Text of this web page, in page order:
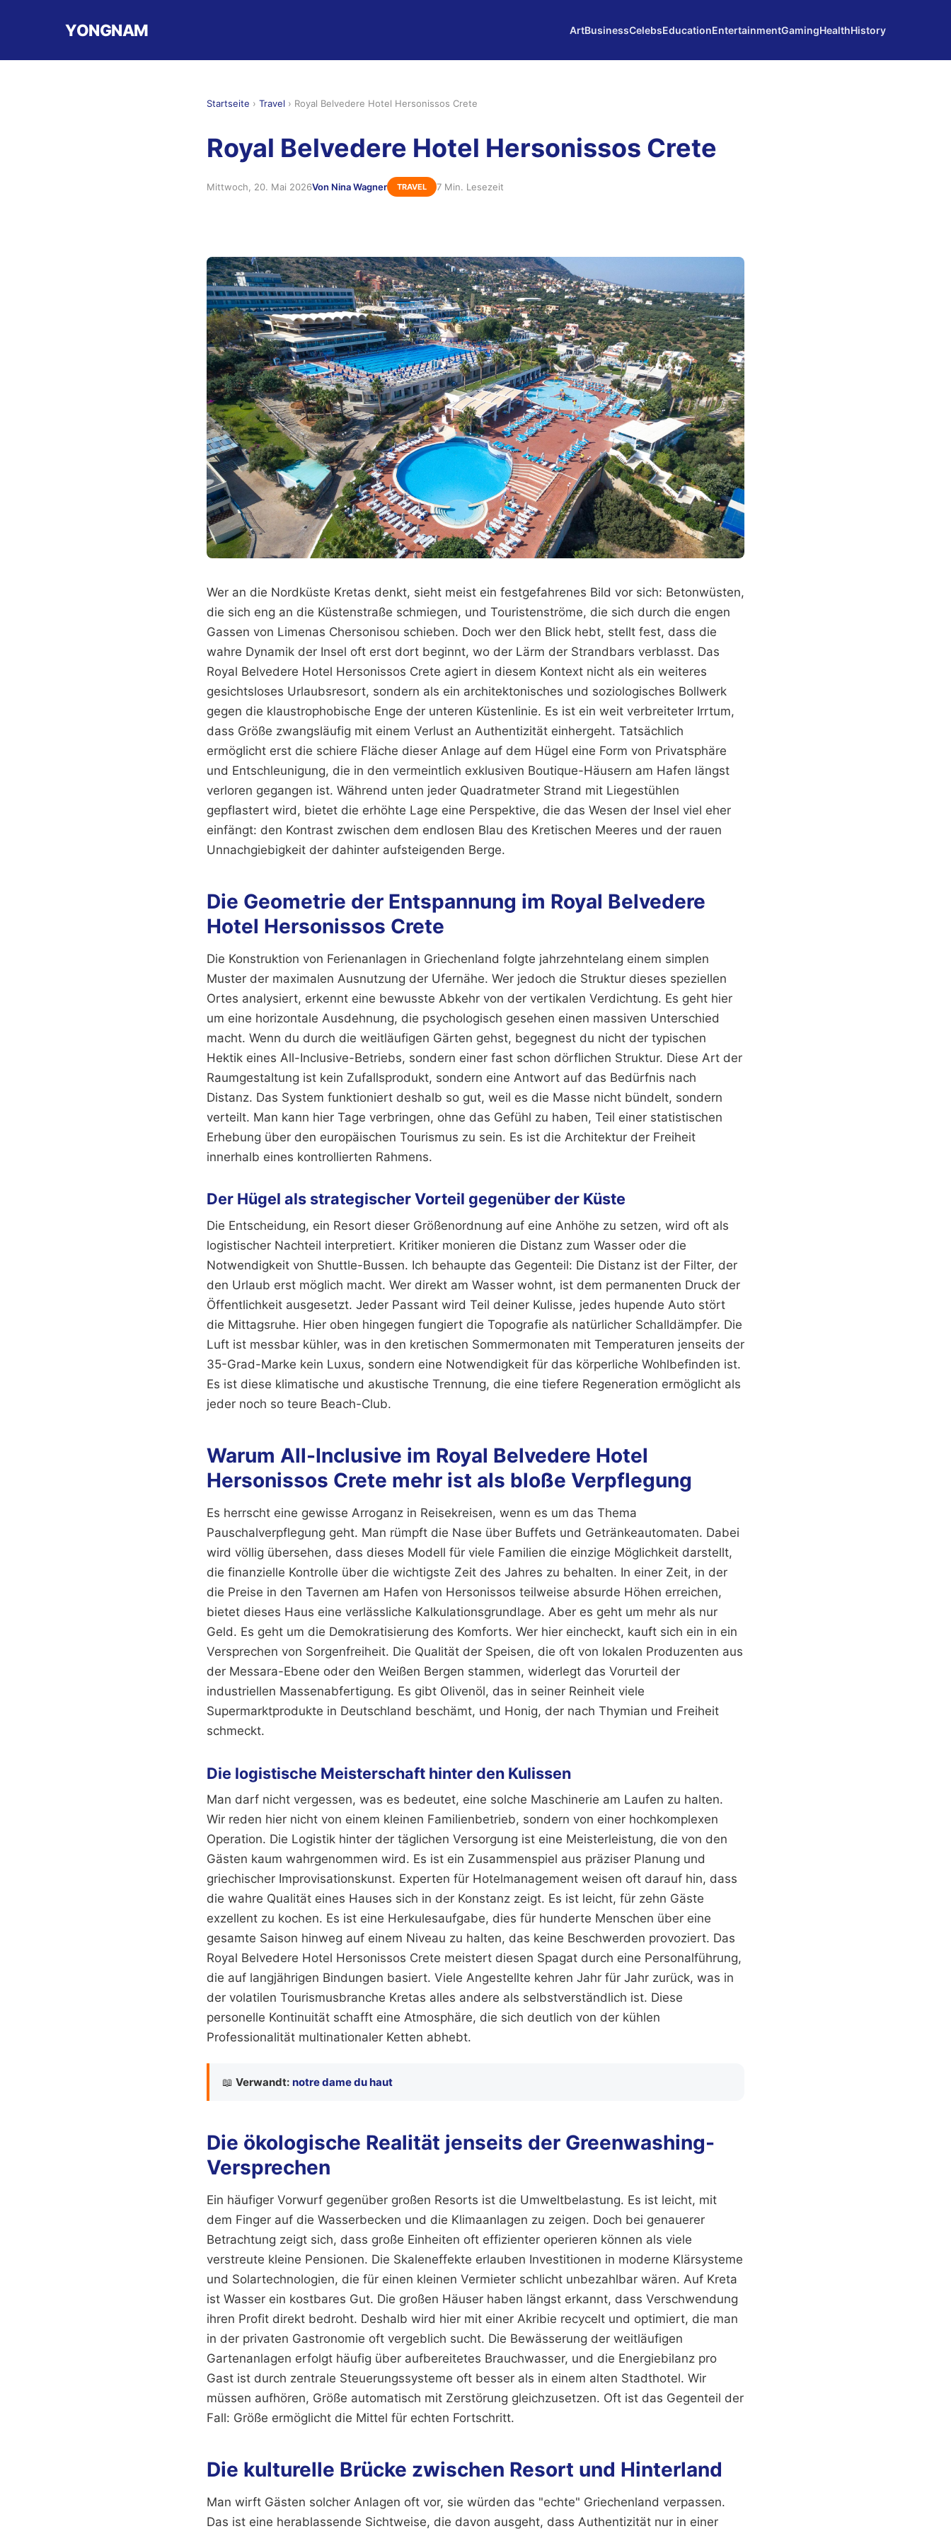
YONGNAM ArtBusinessCelebsEducationEntertainmentGamingHealthHistory
Startseite › Travel › Royal Belvedere Hotel Hersonissos Crete
Royal Belvedere Hotel Hersonissos Crete
Mittwoch, 20. Mai 2026Von Nina Wagner TRAVEL 7 Min. Lesezeit
Wer an die Nordküste Kretas denkt, sieht meist ein festgefahrenes Bild vor sich: Betonwüsten,
die sich eng an die Küstenstraße schmiegen, und Touristenströme, die sich durch die engen
Gassen von Limenas Chersonisou schieben. Doch wer den Blick hebt, stellt fest, dass die
wahre Dynamik der Insel oft erst dort beginnt, wo der Lärm der Strandbars verblasst. Das
Royal Belvedere Hotel Hersonissos Crete agiert in diesem Kontext nicht als ein weiteres
gesichtsloses Urlaubsresort, sondern als ein architektonisches und soziologisches Bollwerk
gegen die klaustrophobische Enge der unteren Küstenlinie. Es ist ein weit verbreiteter Irrtum,
dass Größe zwangsläufig mit einem Verlust an Authentizität einhergeht. Tatsächlich
ermöglicht erst die schiere Fläche dieser Anlage auf dem Hügel eine Form von Privatsphäre
und Entschleunigung, die in den vermeintlich exklusiven Boutique-Häusern am Hafen längst
verloren gegangen ist. Während unten jeder Quadratmeter Strand mit Liegestühlen
gepflastert wird, bietet die erhöhte Lage eine Perspektive, die das Wesen der Insel viel eher
einfängt: den Kontrast zwischen dem endlosen Blau des Kretischen Meeres und der rauen
Unnachgiebigkeit der dahinter aufsteigenden Berge.
Die Geometrie der Entspannung im Royal Belvedere
Hotel Hersonissos Crete
Die Konstruktion von Ferienanlagen in Griechenland folgte jahrzehntelang einem simplen
Muster der maximalen Ausnutzung der Ufernähe. Wer jedoch die Struktur dieses speziellen
Ortes analysiert, erkennt eine bewusste Abkehr von der vertikalen Verdichtung. Es geht hier
um eine horizontale Ausdehnung, die psychologisch gesehen einen massiven Unterschied
macht. Wenn du durch die weitläufigen Gärten gehst, begegnest du nicht der typischen
Hektik eines All-Inclusive-Betriebs, sondern einer fast schon dörflichen Struktur. Diese Art der
Raumgestaltung ist kein Zufallsprodukt, sondern eine Antwort auf das Bedürfnis nach
Distanz. Das System funktioniert deshalb so gut, weil es die Masse nicht bündelt, sondern
verteilt. Man kann hier Tage verbringen, ohne das Gefühl zu haben, Teil einer statistischen
Erhebung über den europäischen Tourismus zu sein. Es ist die Architektur der Freiheit
innerhalb eines kontrollierten Rahmens.
Der Hügel als strategischer Vorteil gegenüber der Küste
Die Entscheidung, ein Resort dieser Größenordnung auf eine Anhöhe zu setzen, wird oft als
logistischer Nachteil interpretiert. Kritiker monieren die Distanz zum Wasser oder die
Notwendigkeit von Shuttle-Bussen. Ich behaupte das Gegenteil: Die Distanz ist der Filter, der
den Urlaub erst möglich macht. Wer direkt am Wasser wohnt, ist dem permanenten Druck der
Öffentlichkeit ausgesetzt. Jeder Passant wird Teil deiner Kulisse, jedes hupende Auto stört
die Mittagsruhe. Hier oben hingegen fungiert die Topografie als natürlicher Schalldämpfer. Die
Luft ist messbar kühler, was in den kretischen Sommermonaten mit Temperaturen jenseits der
35-Grad-Marke kein Luxus, sondern eine Notwendigkeit für das körperliche Wohlbefinden ist.
Es ist diese klimatische und akustische Trennung, die eine tiefere Regeneration ermöglicht als
jeder noch so teure Beach-Club.
Warum All-Inclusive im Royal Belvedere Hotel
Hersonissos Crete mehr ist als bloße Verpflegung
Es herrscht eine gewisse Arroganz in Reisekreisen, wenn es um das Thema
Pauschalverpflegung geht. Man rümpft die Nase über Buffets und Getränkeautomaten. Dabei
wird völlig übersehen, dass dieses Modell für viele Familien die einzige Möglichkeit darstellt,
die finanzielle Kontrolle über die wichtigste Zeit des Jahres zu behalten. In einer Zeit, in der
die Preise in den Tavernen am Hafen von Hersonissos teilweise absurde Höhen erreichen,
bietet dieses Haus eine verlässliche Kalkulationsgrundlage. Aber es geht um mehr als nur
Geld. Es geht um die Demokratisierung des Komforts. Wer hier eincheckt, kauft sich ein in ein
Versprechen von Sorgenfreiheit. Die Qualität der Speisen, die oft von lokalen Produzenten aus
der Messara-Ebene oder den Weißen Bergen stammen, widerlegt das Vorurteil der
industriellen Massenabfertigung. Es gibt Olivenöl, das in seiner Reinheit viele
Supermarktprodukte in Deutschland beschämt, und Honig, der nach Thymian und Freiheit
schmeckt.
Die logistische Meisterschaft hinter den Kulissen
Man darf nicht vergessen, was es bedeutet, eine solche Maschinerie am Laufen zu halten.
Wir reden hier nicht von einem kleinen Familienbetrieb, sondern von einer hochkomplexen
Operation. Die Logistik hinter der täglichen Versorgung ist eine Meisterleistung, die von den
Gästen kaum wahrgenommen wird. Es ist ein Zusammenspiel aus präziser Planung und
griechischer Improvisationskunst. Experten für Hotelmanagement weisen oft darauf hin, dass
die wahre Qualität eines Hauses sich in der Konstanz zeigt. Es ist leicht, für zehn Gäste
exzellent zu kochen. Es ist eine Herkulesaufgabe, dies für hunderte Menschen über eine
gesamte Saison hinweg auf einem Niveau zu halten, das keine Beschwerden provoziert. Das
Royal Belvedere Hotel Hersonissos Crete meistert diesen Spagat durch eine Personalführung,
die auf langjährigen Bindungen basiert. Viele Angestellte kehren Jahr für Jahr zurück, was in
der volatilen Tourismusbranche Kretas alles andere als selbstverständlich ist. Diese
personelle Kontinuität schafft eine Atmosphäre, die sich deutlich von der kühlen
Professionalität multinationaler Ketten abhebt.
📖 Verwandt: notre dame du haut
Die ökologische Realität jenseits der Greenwashing-
Versprechen
Ein häufiger Vorwurf gegenüber großen Resorts ist die Umweltbelastung. Es ist leicht, mit
dem Finger auf die Wasserbecken und die Klimaanlagen zu zeigen. Doch bei genauerer
Betrachtung zeigt sich, dass große Einheiten oft effizienter operieren können als viele
verstreute kleine Pensionen. Die Skaleneffekte erlauben Investitionen in moderne Klärsysteme
und Solartechnologien, die für einen kleinen Vermieter schlicht unbezahlbar wären. Auf Kreta
ist Wasser ein kostbares Gut. Die großen Häuser haben längst erkannt, dass Verschwendung
ihren Profit direkt bedroht. Deshalb wird hier mit einer Akribie recycelt und optimiert, die man
in der privaten Gastronomie oft vergeblich sucht. Die Bewässerung der weitläufigen
Gartenanlagen erfolgt häufig über aufbereitetes Brauchwasser, und die Energiebilanz pro
Gast ist durch zentrale Steuerungssysteme oft besser als in einem alten Stadthotel. Wir
müssen aufhören, Größe automatisch mit Zerstörung gleichzusetzen. Oft ist das Gegenteil der
Fall: Größe ermöglicht die Mittel für echten Fortschritt.
Die kulturelle Brücke zwischen Resort und Hinterland
Man wirft Gästen solcher Anlagen oft vor, sie würden das "echte" Griechenland verpassen.
Das ist eine herablassende Sichtweise, die davon ausgeht, dass Authentizität nur in einer